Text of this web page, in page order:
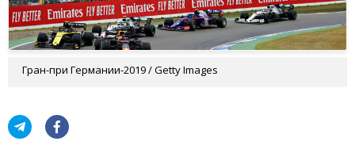
Гран-при Германии-2019 / Getty Images